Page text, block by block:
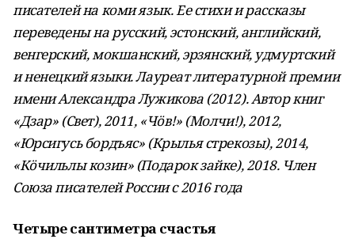
писателей на коми язык. Ее стихи и рассказы
переведены на русский, эстонский, английский,
венгерский, мокшанский, эрзянский, удмуртский
и ненецкий языки. Лауреат литературной премии
имени Александра Лужикова (2012). Автор книг
«Дзар» (Свет), 2011, «Чӧв!» (Молчи!), 2012,
«Юрсигусь бордъяс» (Крылья стрекозы), 2014,
«Кӧчильлы козин» (Подарок зайке), 2018. Член
Союза писателей России с 2016 года
Четыре сантиметра счастья